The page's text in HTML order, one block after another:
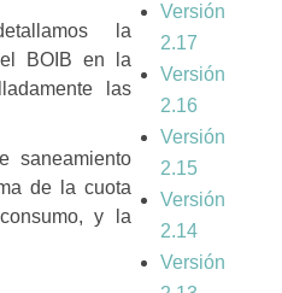
la
BOIB en la
las
saneamiento
de la cuota
y la
Versión
2.17
Versión
2.16
Versión
2.15
Versión
2.14
Versión